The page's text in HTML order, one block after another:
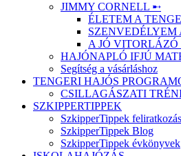
JIMMY CORNELL ➸
ÉLETEM A
SZENVEDÉLYEM
A JÓ
HAJÓNAPLÓ IFJÚ
Segítség a vásárláshoz
TENGERI HAJÓS
CSILLAGÁSZATI
SZKIPPERTIPPEK
SzkipperTippek feliratkozás
SzkipperTippek Blog
SzkipperTippek évkönyvek